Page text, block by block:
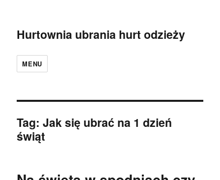
Hurtownia ubrania hurt odzieży
MENU
Tag:Jak się ubrać na 1 dzień
świąt